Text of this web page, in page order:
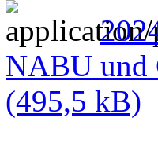
NABU und
(495,5 kB)